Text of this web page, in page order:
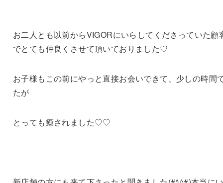
お二人とも以前からVIGORにいらしてくださっていた顧
でとても仲良くさせて頂いておりました♡
お子様もこの前にやっと直接お会いできて、少しの時間
たが
とっても癒されました♡♡